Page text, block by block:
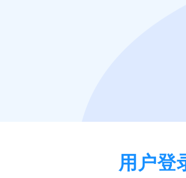
用户登